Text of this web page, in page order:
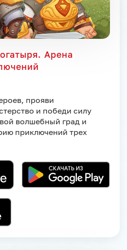
Арена
прояви
и победи силу
волшебный град и
приключений трех